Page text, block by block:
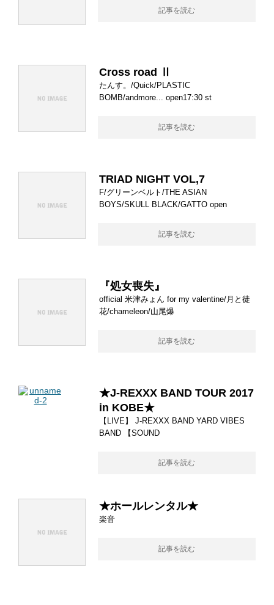
記事を読む
Cross road Ⅱ
たんす。/Quick/PLASTIC
BOMB/andmore... open17:30 st
記事を読む
TRIAD NIGHT VOL,7
F/グリーンベルト/THE ASIAN
BOYS/SKULL BLACK/GATTO open
記事を読む
『処女喪失』
official 米津みょん for my valentine/月と徒
花/chameleon/山尾爆
記事を読む
★J-REXXX BAND TOUR 2017
in KOBE★
【LIVE】 J-REXXX BAND YARD VIBES
BAND 【SOUND
記事を読む
★ホールレンタル★
楽音
記事を読む